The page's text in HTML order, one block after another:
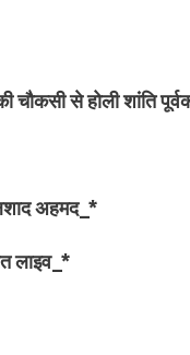
चौकसी से होली शांति
अहमद_*
लाइव_*